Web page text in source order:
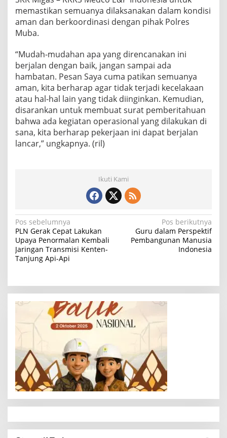
memastikan semuanya dilaksanakan dalam kondisi
aman dan berkoordinasi dengan pihak Polres
Muba.
“Mudah-mudahan apa yang direncanakan ini
berjalan dengan baik, jangan sampai ada
hambatan. Pesan Saya cuma patikan semuanya
aman, kita berharap agar tidak terjadi kecelakaan
atau hal-hal lain yang tidak diinginkan. Kemudian,
disarankan untuk membuat surat pemberitahuan
bahwa ada kegiatan operasional yang dilakukan di
sana, kita berharap pekerjaan ini dapat berjalan
lancar,” ungkapnya. (ril)
Ikuti Kami
N
a
v
a
s
p
o
s
Pos sebelumnya
PLN Gerak Cepat Lakukan
Upaya Penormalan Kembali
Jaringan Transmisi Kenten-
Tanjung Api-Api
Pos berikutnya
Guru dalam Perspektif
Pembangunan Manusia
Indonesia